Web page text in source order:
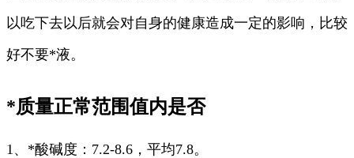
以吃下去以后就会对自身的健康造成一定的影响，比较
好不要*液。
*质量正常范围值内是否
1、*酸碱度：7.2-8.6，平均7.8。